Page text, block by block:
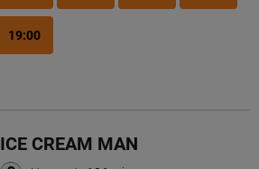
19:00
ICE CREAM MAN